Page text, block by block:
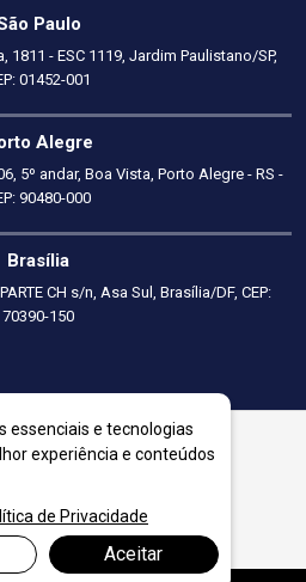
Paulo
- ESC 1119, Jardim Paulistano/SP,
01452-001
Alegre
5º andar, Boa Vista, Porto Alegre - RS -
90480-000
Brasília
CH s/n, Asa Sul, Brasília/DF, CEP:
70390-150
para empresas familiares: como
essenciais e tecnologias
experiência e conteúdos
de Privacidade
Aceitar